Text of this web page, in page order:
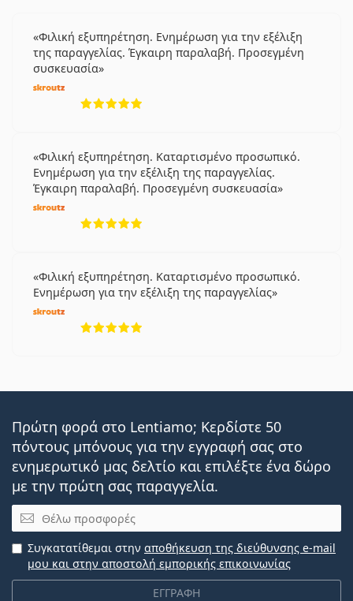
Φιλική εξυπηρέτηση. Ενημέρωση για την εξέλιξη
της παραγγελίας. Έγκαιρη παραλαβή. Προσεγμένη
συσκευασία
Φιλική εξυπηρέτηση. Καταρτισμένο προσωπικό.
Ενημέρωση για την εξέλιξη της παραγγελίας.
Έγκαιρη παραλαβή. Προσεγμένη συσκευασία
Φιλική εξυπηρέτηση. Καταρτισμένο προσωπικό.
Ενημέρωση για την εξέλιξη της παραγγελίας
Πρώτη φορά στο Lentiamo; Κερδίστε 50
πόντους μπόνους για την εγγραφή σας στο
ενημερωτικό μας δελτίο και επιλέξτε ένα δώρο
με την πρώτη σας παραγγελία.
Email
ΕΓΓΡΑΦΗ
Συγκατατίθεμαι στην αποθήκευση της διεύθυνσης e-mail
μου και στην αποστολή εμπορικής επικοινωνίας